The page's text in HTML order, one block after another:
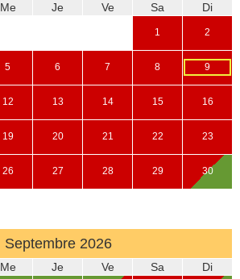
Me Je Ve Sa Di
1 2
5 6 7 8 9
12 13 14 15 16
19 20 21 22 23
26 27 28 29 30
Septembre 2026
Me Je Ve Sa Di